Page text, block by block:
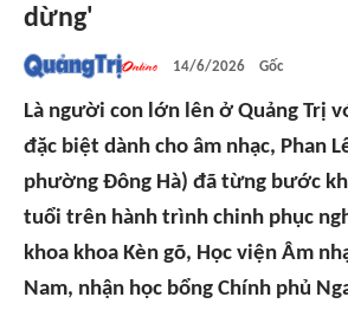
dừng'
14/6/2026 Gốc
Là người con lớn lên ở Quảng Trị
đặc biệt dành cho âm nhạc, Phan
phường Đông Hà) đã từng bước
tuổi trên hành trình chinh phục
khoa khoa Kèn gõ, Học viện Âm
Nam, nhận học bổng Chính phủ